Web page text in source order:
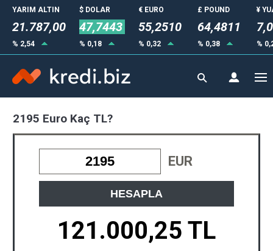
YARIM ALTIN
21.787,00
% 2,54
$ DOLAR
47,7443
% 0,18
€ EURO
55,2510
% 0,32
£ POUND
64,4811
% 0,38
¥
%
2195 Euro Kaç TL?
EUR
HESAPLA
121.000,25 TL